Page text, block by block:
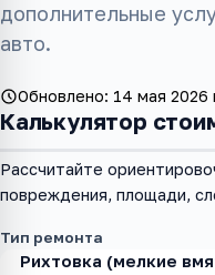
дополнительные
авто.
Обновлено: 14 мая 2026
Калькулятор
Рассчитайте
повреждения, площади,
Тип ремонта